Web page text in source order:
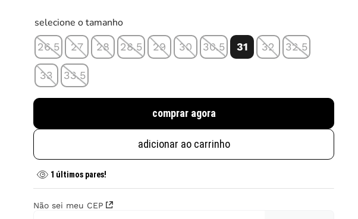
selecione o tamanho
26.5 27 28 28.5 29 30 30.5 31 32 32.5
33 33.5
comprar agora
adicionar ao carrinho
1 últimos pares!
Não sei meu CEP